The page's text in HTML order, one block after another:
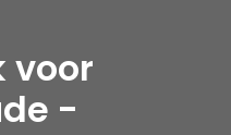
voor
-